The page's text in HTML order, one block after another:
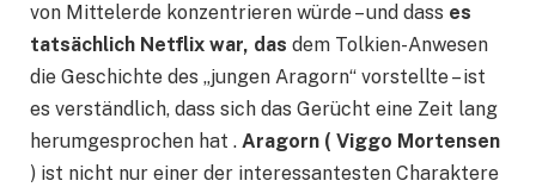
von Mittelerde konzentrieren würde – und dass es
tatsächlich Netflix war, das dem Tolkien-Anwesen
die Geschichte des „jungen Aragorn“ vorstellte – ist
es verständlich, dass sich das Gerücht eine Zeit lang
herumgesprochen hat . Aragorn ( Viggo Mortensen
) ist nicht nur einer der interessantesten Charaktere